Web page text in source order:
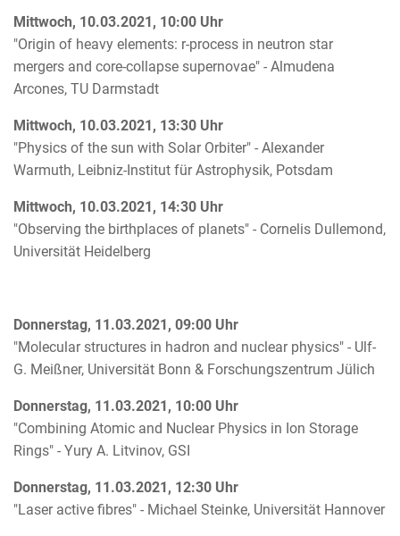
Mittwoch, 10.03.2021, 10:00 Uhr
"Origin of heavy elements: r-process in neutron star
mergers and core-collapse supernovae" - Almudena
Arcones, TU Darmstadt
Mittwoch, 10.03.2021, 13:30 Uhr
"Physics of the sun with Solar Orbiter" - Alexander
Warmuth, Leibniz-Institut für Astrophysik, Potsdam
Mittwoch, 10.03.2021, 14:30 Uhr
"Observing the birthplaces of planets" - Cornelis Dullemond,
Universität Heidelberg
Donnerstag, 11.03.2021, 09:00 Uhr
"Molecular structures in hadron and nuclear physics" - Ulf-
G. Meißner, Universität Bonn & Forschungszentrum Jülich
Donnerstag, 11.03.2021, 10:00 Uhr
"Combining Atomic and Nuclear Physics in Ion Storage
Rings" - Yury A. Litvinov, GSI
Donnerstag, 11.03.2021, 12:30 Uhr
"Laser active fibres" - Michael Steinke, Universität Hannover